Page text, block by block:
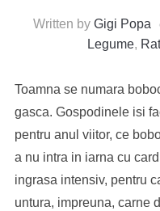
Written by Gigi Popa
Legume,
Toamna se numara
gasca. Gospodinele isi
pentru anul viitor, ce
a nu intra in iarna cu
ingrasa intensiv, pentru
untura, impreuna, carne